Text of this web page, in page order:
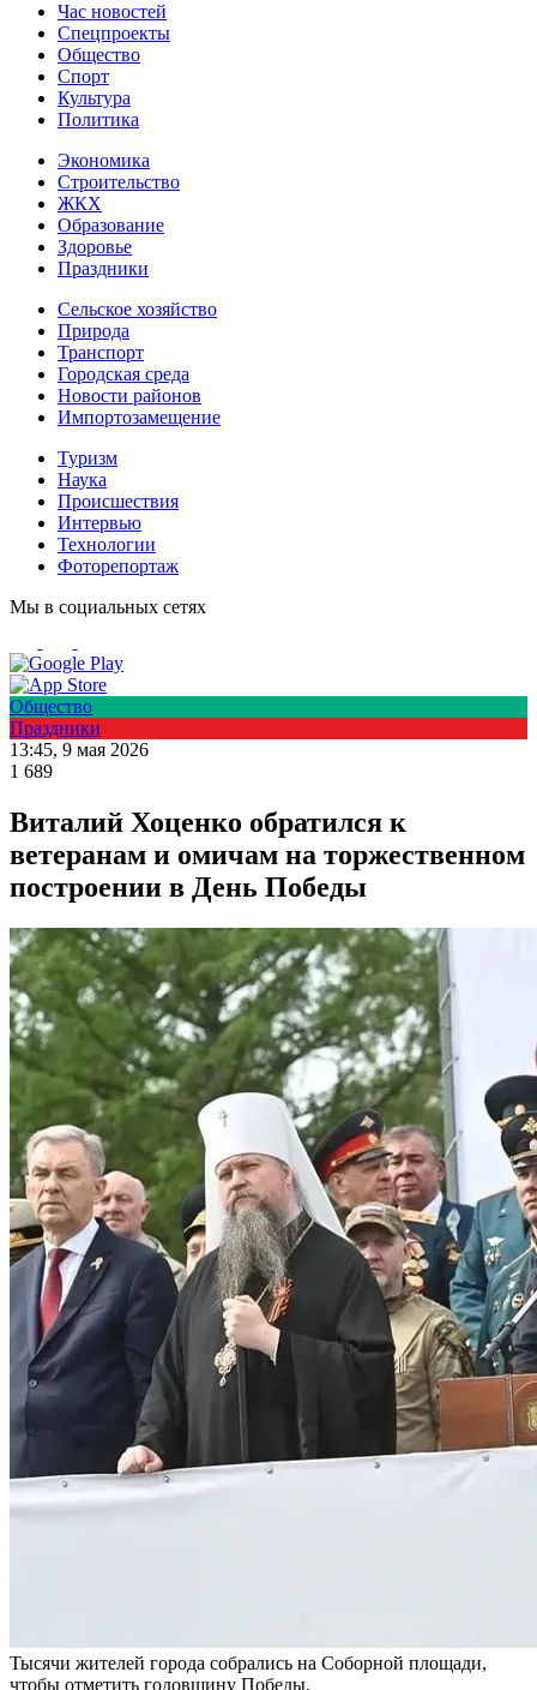
Час новостей
Спецпроекты
Общество
Спорт
Культура
Политика
Экономика
Строительство
ЖКХ
Образование
Здоровье
Праздники
Сельское хозяйство
Природа
Транспорт
Городская среда
Новости районов
Импортозамещение
Туризм
Наука
Происшествия
Интервью
Технологии
Фоторепортаж
Мы в социальных сетях
Общество
Праздники
13:45, 9 мая 2026
1 689
Виталий Хоценко обратился к
ветеранам и омичам на торжественном
построении в День Победы
Тысячи жителей города собрались на Соборной площади,
чтобы отметить годовщину Победы.